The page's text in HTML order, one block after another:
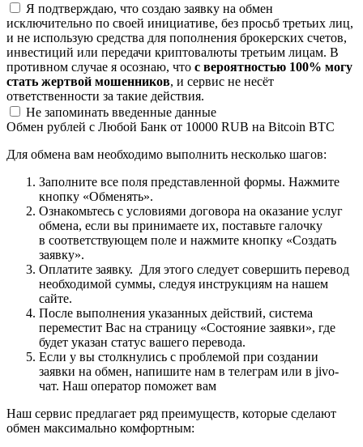
Я подтверждаю, что создаю заявку на обмен
исключительно по своей инициативе, без просьб третьих лиц,
и не использую средства для пополнения брокерских счетов,
инвестиций или передачи криптовалюты третьим лицам. В
противном случае я осознаю, что с вероятностью 100% могу
стать жертвой мошенников, и сервис не несёт
ответственности за такие действия.
Не запоминать введенные данные
Обмен рублей с Любой Банк от 10000 RUB на Bitcoin BTC
Для обмена вам необходимо выполнить несколько шагов:
Заполните все поля представленной формы. Нажмите
кнопку «Обменять».
Ознакомьтесь с условиями договора на оказание услуг
обмена, если вы принимаете их, поставьте галочку
в соответствующем поле и нажмите кнопку «Создать
заявку».
Оплатите заявку. Для этого следует совершить перевод
необходимой суммы, следуя инструкциям на нашем
сайте.
После выполнения указанных действий, система
переместит Вас на страницу «Состояние заявки», где
будет указан статус вашего перевода.
Если у вы столкнулись с проблемой при создании
заявки на обмен, напишите нам в телеграм или в jivo-
чат. Наш оператор поможет вам
Наш сервис предлагает ряд преимуществ, которые сделают
обмен максимально комфортным: